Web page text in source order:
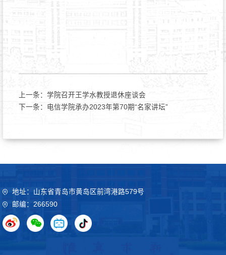
上一条： 学院召开王学水教授退休座谈会
下一条： 电信学院承办2023年第70期“名家讲坛”
地址：山东省青岛市黄岛区前湾港路579号
邮编：266590